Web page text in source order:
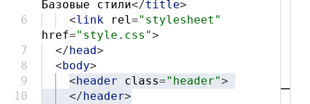
6
7
8
9
10
Базовые стили</title>
<link rel="stylesheet"
href="style.css">
</head>
<body>
<header · class="header">
···· </header>